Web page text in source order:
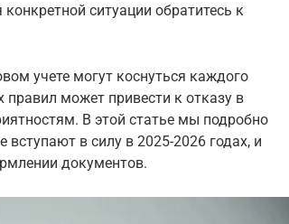
ситуации обратитесь к
учете могут коснуться каждого
может привести к отказу в
В этой статье мы подробно
в силу в 2025-2026 годах, и
документов.